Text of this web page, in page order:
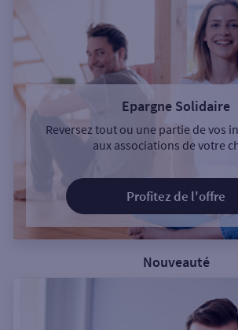
Epargne Solidaire
Reversez tout ou une partie de vos
aux associations de votre
Profitez de l'offre
Nouveauté